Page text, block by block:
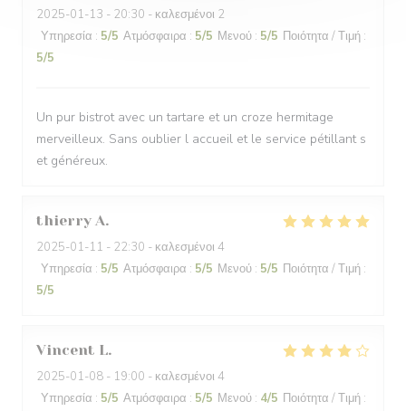
2025-01-13 - 20:30 - καλεσμένοι 2
Υπηρεσία : 5/5 Ατμόσφαιρα : 5/5 Μενού : 5/5 Ποιότητα / Τιμή :
5/5
Un pur bistrot avec un tartare et un croze hermitage
merveilleux. Sans oublier l accueil et le service pétillant s
et généreux.
thierry A
2025-01-11 - 22:30 - καλεσμένοι 4
Υπηρεσία : 5/5 Ατμόσφαιρα : 5/5 Μενού : 5/5 Ποιότητα / Τιμή :
5/5
Vincent L
2025-01-08 - 19:00 - καλεσμένοι 4
Υπηρεσία : 5/5 Ατμόσφαιρα : 5/5 Μενού : 4/5 Ποιότητα / Τιμή :